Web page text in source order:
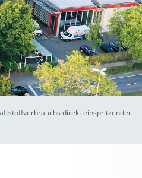
direkt einspritzender